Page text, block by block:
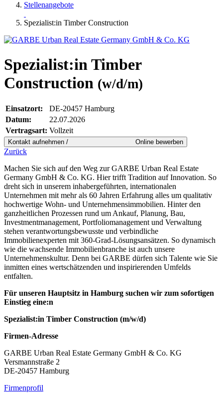
Stellenangebote
Spezialist:in Timber Construction
Spezialist:in Timber
Construction (w/d/m)
Einsatzort:
DE-20457 Hamburg
Datum:
22.07.2026
Vertragsart: Vollzeit
Zurück
Machen Sie sich auf den Weg zur GARBE Urban Real Estate
Germany GmbH & Co. KG. Hier trifft Tradition auf Innovation. So
dreht sich in unserem inhabergeführten, internationalen
Unternehmen mit mehr als 60 Jahren Erfahrung alles um qualitativ
hochwertige Wohn- und Unternehmensimmobilien. Hinter den
ganzheitlichen Prozessen rund um Ankauf, Planung, Bau,
Investmentmanagement, Portfoliomanagement und Verwaltung
stehen verantwortungsbewusste und verbindliche
Immobilienexperten mit 360-Grad-Lösungsansätzen. So dynamisch
wie die wachsende Immobilienbranche ist auch unsere
Unternehmenskultur. Denn bei GARBE dürfen sich Talente wie Sie
inmitten eines wertschätzenden und inspirierenden Umfelds
entfalten.
Für unseren Hauptsitz in Hamburg suchen wir zum sofortigen
Einstieg eine:n
Spezialist:in Timber Construction (m/w/d)
Firmen-Adresse
GARBE Urban Real Estate Germany GmbH & Co. KG
Versmannstraße 2
DE-20457 Hamburg
Firmenprofil